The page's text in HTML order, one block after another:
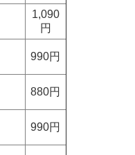
1,090
円
990円
880円
990円